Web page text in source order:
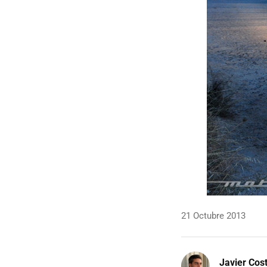
21 Octubre 2013
Javier